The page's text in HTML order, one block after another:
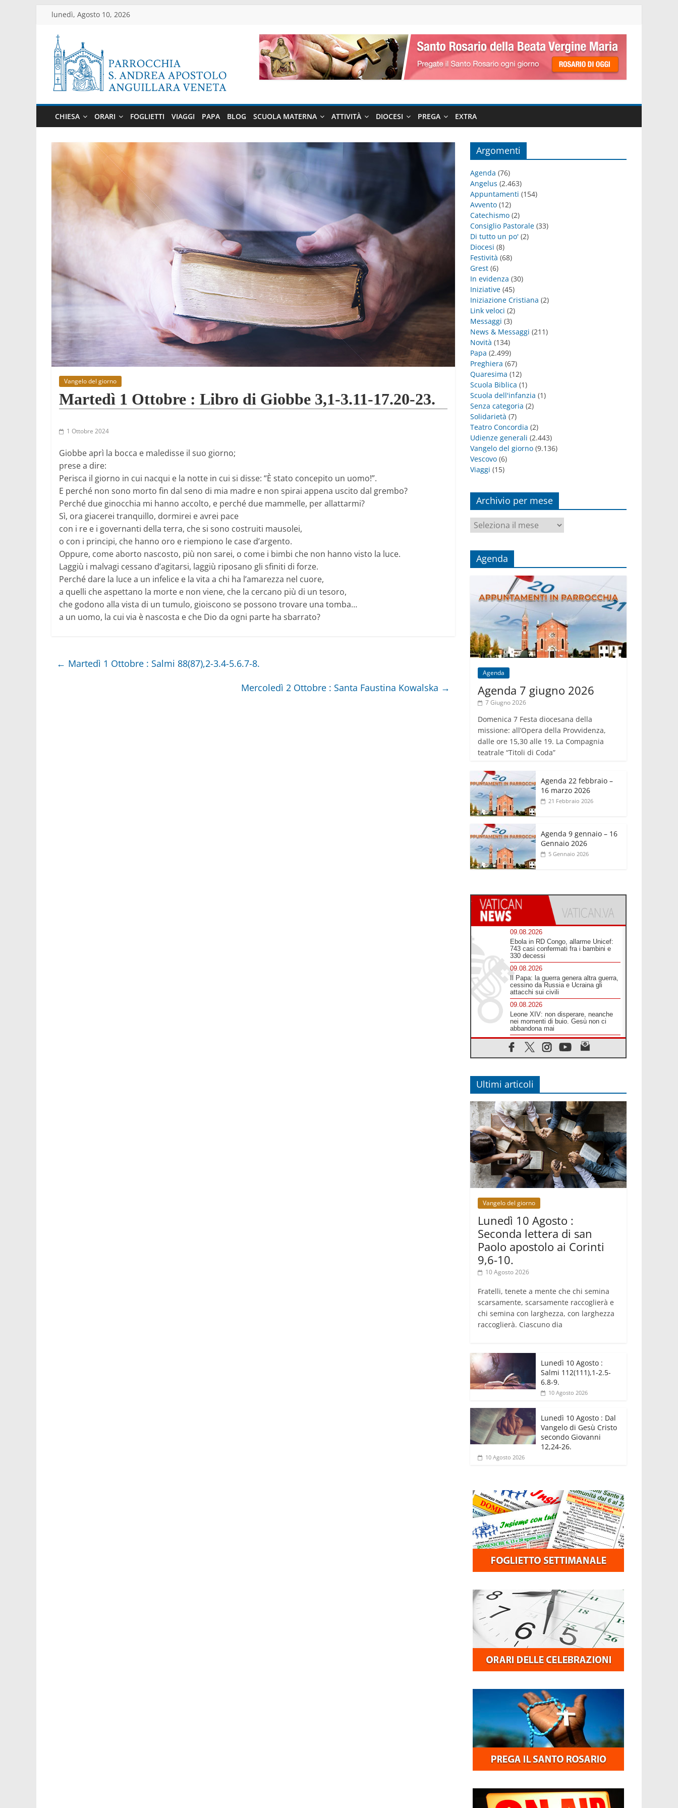
Salta
contenuto
lunedì, Agosto 10, 2026
Parrocchia
di
Anguillara
Veneta
ufficiale
della
parrocchia
CHIESA ORARI FOGLIETTI VIAGGI PAPA BLOG SCUOLA MATERNA ATTIVITÀ DIOCESI PREGA EXTRA
Vangelo del giorno
Martedì 1 Ottobre : Libro di Giobbe 3,1-3.11-17.20-23.
1 Ottobre 2024
Giobbe aprì la bocca e maledisse il suo giorno;
prese a dire:
Perisca il giorno in cui nacqui e la notte in cui si disse: “È stato concepito un uomo!”.
E perché non sono morto fin dal seno di mia madre e non spirai appena uscito dal grembo?
Perché due ginocchia mi hanno accolto, e perché due mammelle, per allattarmi?
Sì, ora giacerei tranquillo, dormirei e avrei pace
con i re e i governanti della terra, che si sono costruiti mausolei,
o con i principi, che hanno oro e riempiono le case d’argento.
Oppure, come aborto nascosto, più non sarei, o come i bimbi che non hanno visto la luce.
Laggiù i malvagi cessano d’agitarsi, laggiù riposano gli sfiniti di forze.
Perché dare la luce a un infelice e la vita a chi ha l’amarezza nel cuore,
a quelli che aspettano la morte e non viene, che la cercano più di un tesoro,
che godono alla vista di un tumulo, gioiscono se possono trovare una tomba…
a un uomo, la cui via è nascosta e che Dio da ogni parte ha sbarrato?
← Martedì 1 Ottobre : Salmi 88(87),2-3.4-5.6.7-8.
Mercoledì 2 Ottobre : Santa Faustina Kowalska →
Argomenti
Agenda (76)
Angelus (2.463)
Appuntamenti (154)
Avvento (12)
Catechismo (2)
Consiglio Pastorale (33)
Di tutto un po' (2)
Diocesi (8)
Festività (68)
Grest (6)
In evidenza (30)
Iniziative (45)
Iniziazione Cristiana (2)
Link veloci (2)
Messaggi (3)
News & Messaggi (211)
Novità (134)
Papa (2.499)
Preghiera (67)
Quaresima (12)
Scuola Biblica (1)
Scuola dell'infanzia (1)
Senza categoria (2)
Solidarietà (7)
Teatro Concordia (2)
Udienze generali (2.443)
Vangelo del giorno (9.136)
Vescovo (6)
Viaggi (15)
Archivio per mese
Archivio
per
Agenda
Agenda
Agenda 7 giugno 2026
7 Giugno 2026
Domenica 7 Festa diocesana della
missione: all’Opera della Provvidenza,
dalle ore 15,30 alle 19. La Compagnia
teatrale “Titoli di Coda”
Agenda 22 febbraio –
16 marzo 2026
21 Febbraio 2026
Agenda 9 gennaio – 16
Gennaio 2026
5 Gennaio 2026
09.08.2026
Ebola in RD Congo, allarme Unicef:
743 casi confermati fra i bambini e
330 decessi
09.08.2026
Il Papa: la guerra genera altra guerra,
cessino da Russia e Ucraina gli
attacchi sui civili
09.08.2026
Leone XIV: non disperare, neanche
nei momenti di buio. Gesù non ci
abbandona mai
09.08.2026
Drammatica escalation del conflitto
tra Russia e Ucraina
Tra Tolkien e Leone, un convegno su
"l'uomo, il mezzo e l'algoritmo"
Spagna, controlli alle frontiere per i
viaggiatori provenienti dall'Italia
09.08.2026
Indonesia, un dollaro per la
costruzione di 219 Chiese
09.08.2026
Il dialogo interreligioso, isola di
resistenza per rispondere alle paure
del mondo
In Ciad nasce la rete dei media
cattolici
08.08.2026
Pozzuoli, la Chiesa in prima linea:
una Messa tra i detriti e aiuti per gli
sfollati
Ultimi articoli
Vangelo del giorno
Lunedì 10 Agosto :
Seconda lettera di san
Paolo apostolo ai Corinti
9,6-10.
10 Agosto 2026
Fratelli, tenete a mente che chi semina
scarsamente, scarsamente raccoglierà e
chi semina con larghezza, con larghezza
raccoglierà. Ciascuno dia
Lunedì 10 Agosto :
Salmi 112(111),1-2.5-
6.8-9.
10 Agosto 2026
Lunedì 10 Agosto : Dal
Vangelo di Gesù Cristo
secondo Giovanni
12,24-26.
10 Agosto 2026